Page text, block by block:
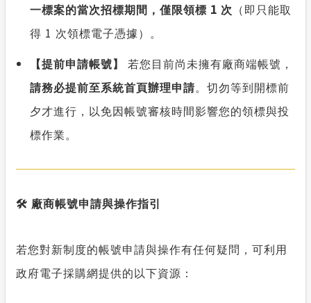
一標案的當次招標期間，僅限領標 1 次
（即只能取
得 1 次領標電子憑據）。
【提前申請帳號】
若您目前尚未擁有廠商端帳號，
請務必提前至系統首頁辦理申請。切勿等到開標前
夕才進行，以免因帳號審核時間影響您的領標與投
標作業。
🛠 廠商帳號申請與操作指引
若您對新制度的帳號申請與操作有任何疑問，可利用
政府電子採購網提供的以下資源：